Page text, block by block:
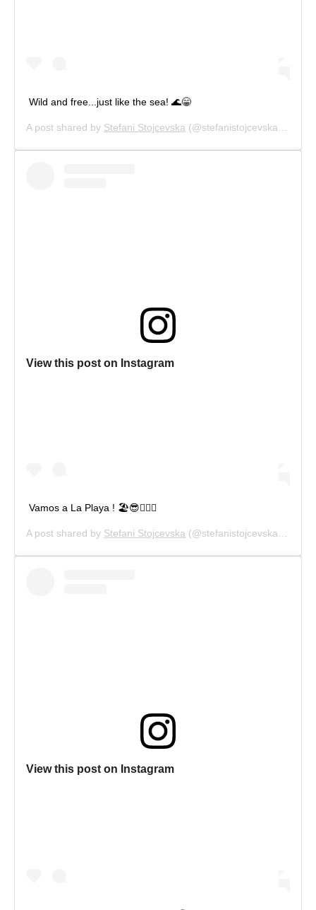
Wild and free...just like the sea! 🌊😁
A post shared by Stefani Stojcevska (@stefanistojcevska) on
View this post on Instagram
Vamos a La Playa ! 🏖😎🧜🏻‍♀️
A post shared by Stefani Stojcevska (@stefanistojcevska) on
View this post on Instagram